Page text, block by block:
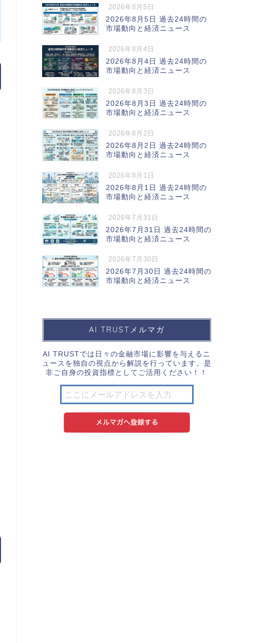
2026年8月5日
2026年8月5日 過去24時間の
市場動向と経済ニュース
2026年8月4日
2026年8月4日 過去24時間の
市場動向と経済ニュース
2026年8月3日
2026年8月3日 過去24時間の
市場動向と経済ニュース
2026年8月2日
2026年8月2日 過去24時間の
市場動向と経済ニュース
2026年8月1日
2026年8月1日 過去24時間の
市場動向と経済ニュース
2026年7月31日
2026年7月31日 過去24時間の
市場動向と経済ニュース
2026年7月30日
2026年7月30日 過去24時間の
市場動向と経済ニュース
AI TRUSTメルマガ
AI TRUSTでは日々の金融市場に影響を与えるニ
ュースを独自の視点から解説を行っています。是
非ご自身の投資指標としてご活用ください！！